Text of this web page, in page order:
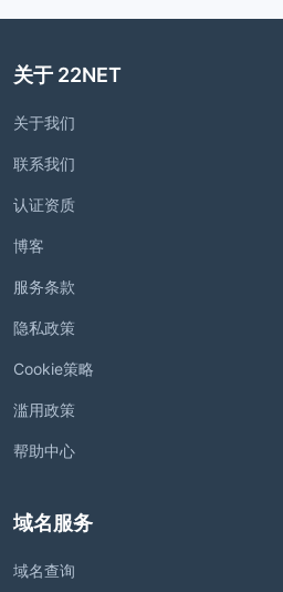
关于 22NET
关于我们
联系我们
认证资质
博客
服务条款
隐私政策
Cookie策略
滥用政策
帮助中心
域名服务
域名查询